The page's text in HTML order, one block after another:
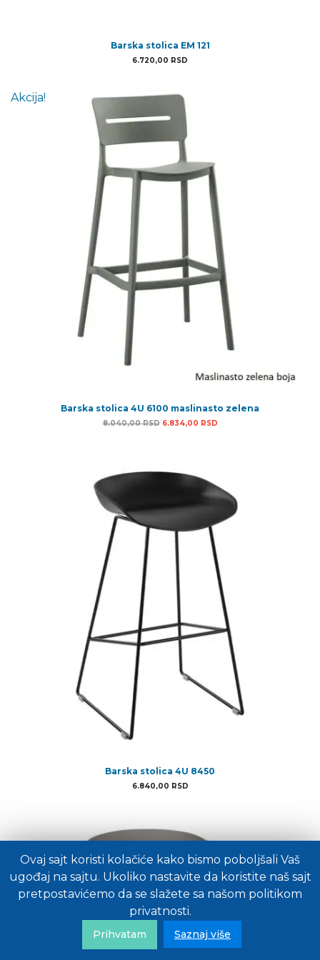
Barska stolica EM 121
6.720,00 RSD
Akcija!
Barska stolica 4U 6100 maslinasto zelena
8.040,00RSD Originalna cena je bila: 8.040,00 RSD.
6.834,00 RSDTrenutna cena je:
Barska stolica 4U 8450
6.840,00 RSD
Ovaj sajt koristi kolačiće kako bismo poboljšali Vaš
ugođaj na sajtu. Ukoliko nastavite da koristite naš sajt
pretpostavićemo da se slažete sa našom politikom
privatnosti.
Prihvatam Saznaj više
Politika privatnosti